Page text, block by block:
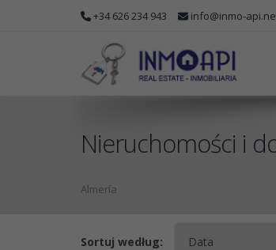
+34 626 234 943 info@inmo-
Nieruchomości i
Almería
Sortuj według: